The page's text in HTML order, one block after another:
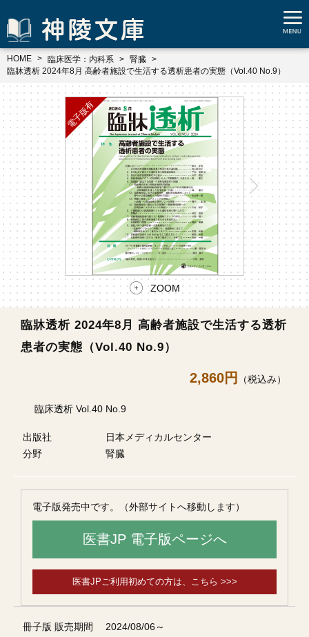
HOME 臨床医学：内科系
腎臓
臨牀透析 2024年8月 高齢者施設で生活する透析患者の実態（Vol.40 No.9）
ZOOM
臨牀透析 2024年8月 高齢者施設で生活する透析
患者の実態（Vol.40 No.9）
2,860円 （税込み）
臨床透析 Vol.40 No.9
出版社
日本メディカルセンター
分野
腎臓
電子版発売中です。（外部サイトへ移動します）
医書JP 電子版ページへ
医書JPご利用初めての方は、こちら >>>
冊子版 販売期間
2024/08/06～